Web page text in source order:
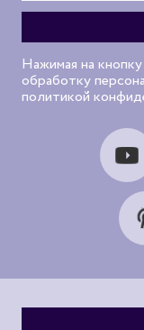
Нажимая на
обработку
политикой